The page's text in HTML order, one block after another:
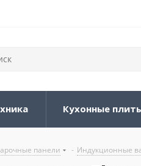
Кухонные
панели - Индукционные